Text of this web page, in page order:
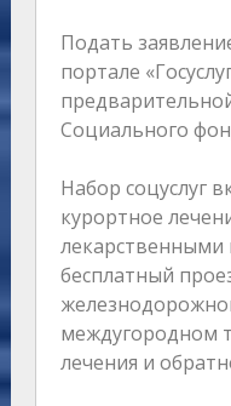
Подать
портале
Социального
Набор соцуслуг
курортное
лекарственными
бесплатный
междугородном
лечения и